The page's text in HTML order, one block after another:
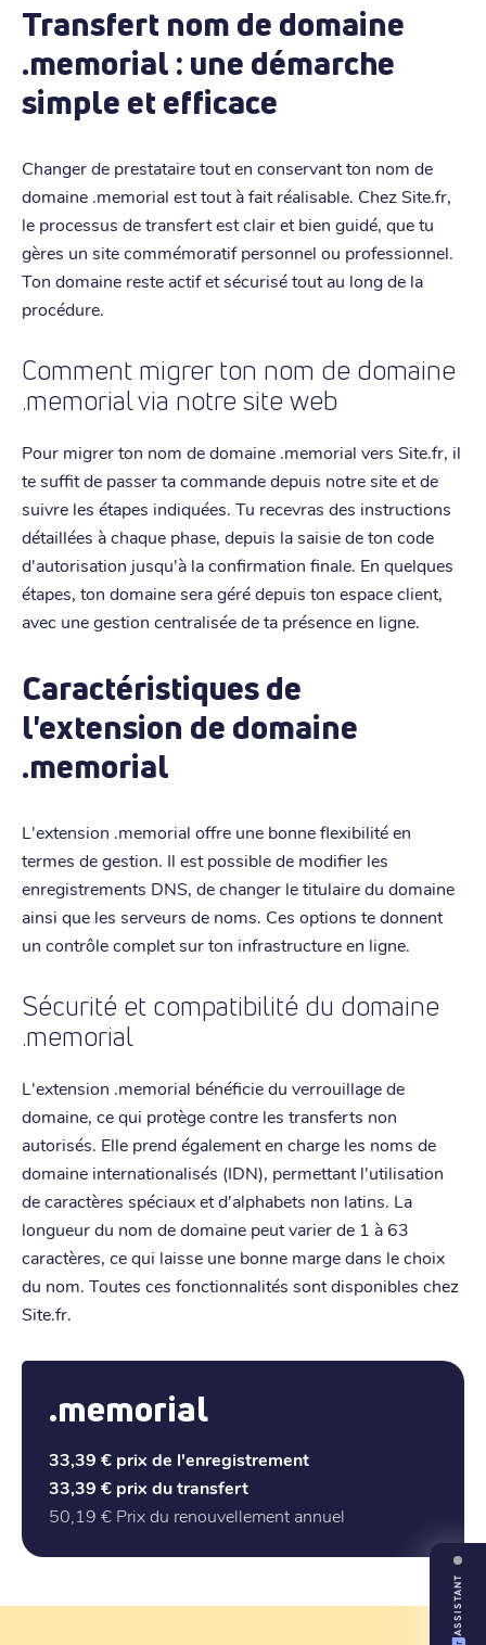
Transfert nom de domaine
.memorial : une démarche
simple et efficace
Changer de prestataire tout en conservant ton nom de
domaine .memorial est tout à fait réalisable. Chez Site.fr,
le processus de transfert est clair et bien guidé, que tu
gères un site commémoratif personnel ou professionnel.
Ton domaine reste actif et sécurisé tout au long de la
procédure.
Comment migrer ton nom de domaine
.memorial via notre site web
Pour migrer ton nom de domaine .memorial vers Site.fr, il
te suffit de passer ta commande depuis notre site et de
suivre les étapes indiquées. Tu recevras des instructions
détaillées à chaque phase, depuis la saisie de ton code
d'autorisation jusqu'à la confirmation finale. En quelques
étapes, ton domaine sera géré depuis ton espace client,
avec une gestion centralisée de ta présence en ligne.
Caractéristiques de
l'extension de domaine
.memorial
L'extension .memorial offre une bonne flexibilité en
termes de gestion. Il est possible de modifier les
enregistrements DNS, de changer le titulaire du domaine
ainsi que les serveurs de noms. Ces options te donnent
un contrôle complet sur ton infrastructure en ligne.
Sécurité et compatibilité du domaine
.memorial
L'extension .memorial bénéficie du verrouillage de
domaine, ce qui protège contre les transferts non
autorisés. Elle prend également en charge les noms de
domaine internationalisés (IDN), permettant l'utilisation
de caractères spéciaux et d'alphabets non latins. La
longueur du nom de domaine peut varier de 1 à 63
caractères, ce qui laisse une bonne marge dans le choix
du nom. Toutes ces fonctionnalités sont disponibles chez
Site.fr.
.memorial
33,39 € prix de l'enregistrement
33,39 € prix du transfert
50,19 € Prix du renouvellement annuel
ASSISTANT